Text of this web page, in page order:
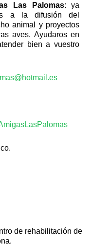
Las Palomas: ya
a la difusión del
animal y proyectos
aves. Ayudaros en
bien a vuestro
de rehabilitación de